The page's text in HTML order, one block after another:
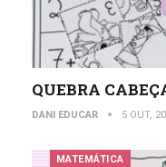
QUEBRA
DANI EDUCAR 5 OUT,
MATEMÁTICA